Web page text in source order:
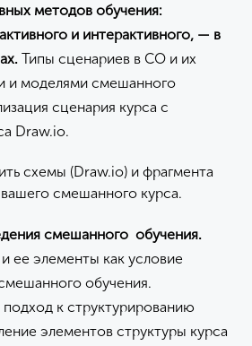
методов обучения:
и интерактивного, — в
Типы сценариев в СО и их
и моделями смешанного
сценария курса с
Draw.io.
схемы (Draw.io) и фрагмента
смешанного курса.
смешанного обучения.
ее элементы как условие
обучения.
к структурированию
элементов структуры курса